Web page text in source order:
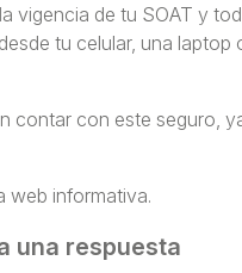
vigencia de tu SOAT y
tu celular, una
contar con este seguro,
web informativa.
una respuesta